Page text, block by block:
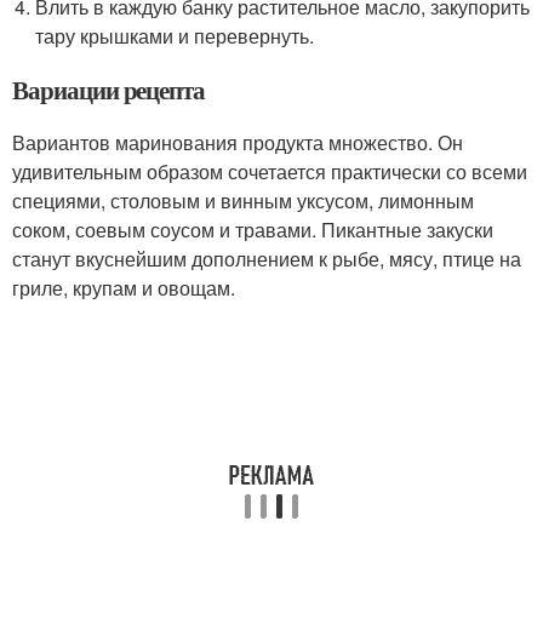
Влить в каждую банку растительное масло, закупорить
тару крышками и перевернуть.
Вариации рецепта
Вариантов маринования продукта множество. Он
удивительным образом сочетается практически со всеми
специями, столовым и винным уксусом, лимонным
соком, соевым соусом и травами. Пикантные закуски
станут вкуснейшим дополнением к рыбе, мясу, птице на
гриле, крупам и овощам.